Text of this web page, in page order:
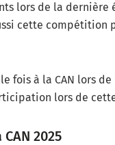
lors de la dernière
cette compétition
fois à la CAN lors de
lors de
2025